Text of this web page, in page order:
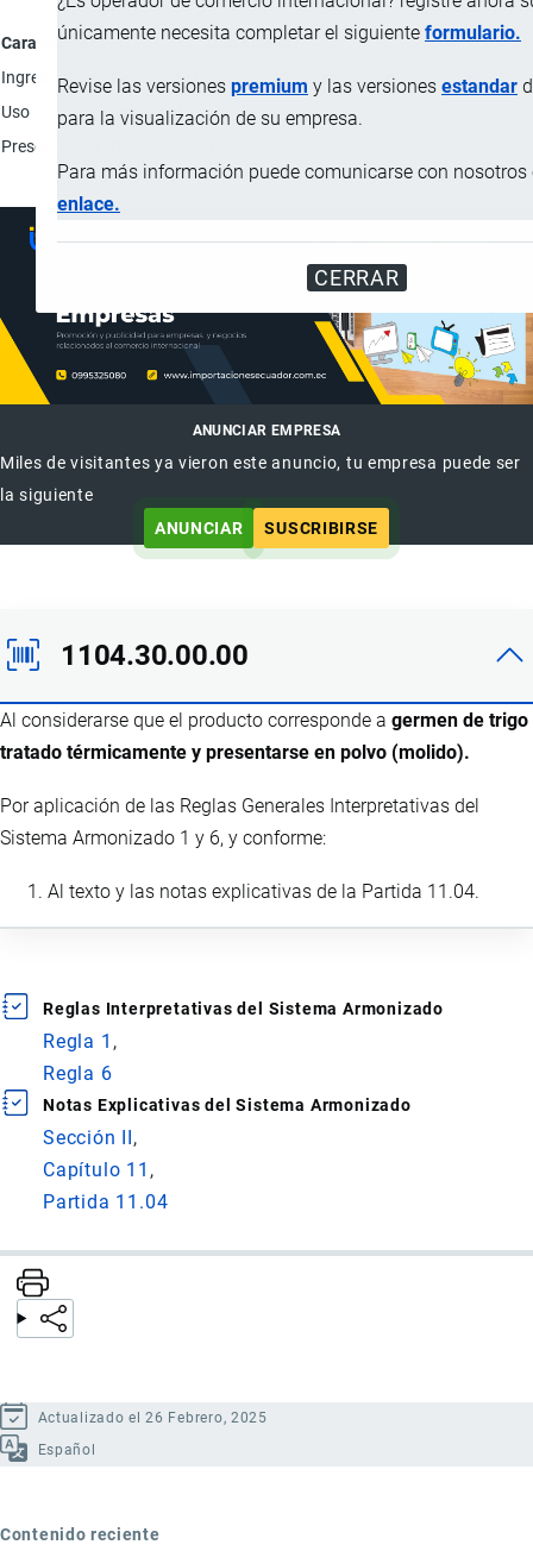
únicamente necesita completar el siguiente formulario.
Revise las versiones premium y las versiones estandar
para la visualización de su empresa.
Para más información puede comunicarse con nosotros
enlace.
CERRAR
Característica
Descripción
Ingredientes
Germen de trigo tratado térmicamente
Uso
Industrial.
Presentación
ANUNCIAR EMPRESA
Miles de visitantes ya vieron este anuncio, tu empresa puede ser
la siguiente
ANUNCIAR
SUSCRIBIRSE
1104.30.00.00
Al considerarse que el producto corresponde a germen de trigo
tratado térmicamente y presentarse en polvo (molido).
Por aplicación de las Reglas Generales Interpretativas del
Sistema Armonizado 1 y 6, y conforme:
Al texto y las notas explicativas de la Partida 11.04.
Reglas Interpretativas del Sistema Armonizado
Regla 1
Regla 6
Notas Explicativas del Sistema Armonizado
Sección II
Capítulo 11
Partida 11.04
Actualizado el 26 Febrero, 2025
Español
Contenido reciente